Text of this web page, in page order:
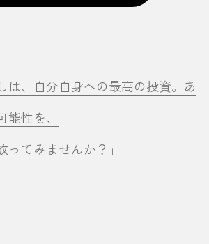
は、自分自身への最高の投資。あ
性を、
てみませんか？」